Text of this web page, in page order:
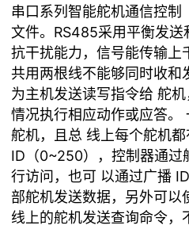
串口系列智能舵机通信控制
文件。RS485采用平衡发
抗干扰能力，信号能传输上
共用两根线不能够同时收和
为主机发送读写指令给 舵
情况执行相应动作或应答。
舵机，且总 线上每个舵机
ID（0~250），控制器通过
行访问，也可 以通过广播
部舵机发送数据，另外可
线上的舵机发送查询命令，